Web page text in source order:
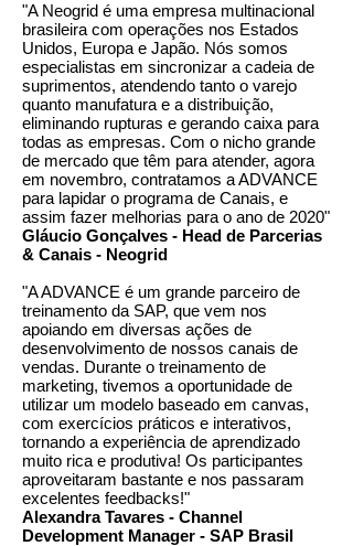
"A Neogrid é uma empresa multinacional
brasileira com operações nos Estados
Unidos, Europa e Japão. Nós somos
especialistas em sincronizar a cadeia de
suprimentos, atendendo tanto o varejo
quanto manufatura e a distribuição,
eliminando rupturas e gerando caixa para
todas as empresas. Com o nicho grande
de mercado que têm para atender, agora
em novembro, contratamos a ADVANCE
para lapidar o programa de Canais, e
assim fazer melhorias para o ano de 2020"
Gláucio Gonçalves - Head de Parcerias
& Canais - Neogrid
"A ADVANCE é um grande parceiro de
treinamento da SAP, que vem nos
apoiando em diversas ações de
desenvolvimento de nossos canais de
vendas. Durante o treinamento de
marketing, tivemos a oportunidade de
utilizar um modelo baseado em canvas,
com exercícios práticos e interativos,
tornando a experiência de aprendizado
muito rica e produtiva! Os participantes
aproveitaram bastante e nos passaram
excelentes feedbacks!"
Alexandra Tavares - Channel
Development Manager - SAP Brasil